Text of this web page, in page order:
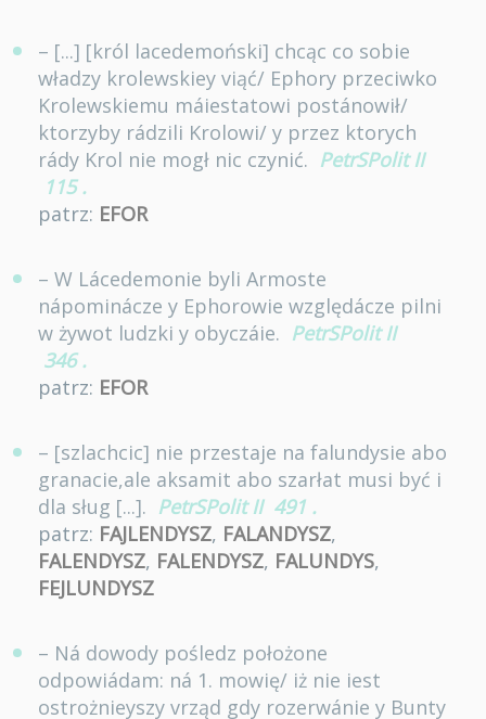
– [...] [król lacedemoński] chcąc co sobie
władzy krolewskiey viąć/ Ephory przeciwko
Krolewskiemu máiestatowi postánowił/
ktorzyby rádzili Krolowi/ y przez ktorych
rády Krol nie mogł nic czynić. PetrSPolit II
115 .
patrz: EFOR
– W Lácedemonie byli Armoste
nápominácze y Ephorowie względácze pilni
w żywot ludzki y obyczáie. PetrSPolit II
346 .
patrz: EFOR
– [szlachcic] nie przestaje na falundysie abo
granacie,ale aksamit abo szarłat musi być i
dla sług [...]. PetrSPolit II 491 .
patrz: FAJLENDYSZ, FALANDYSZ,
FALENDYSZ, FALENDYSZ, FALUNDYS,
FEJLUNDYSZ
– Ná dowody pośledz położone
odpowiádam: ná 1. mowię/ iż nie iest
ostrożnieyszy vrząd gdy rozerwánie y Bunty